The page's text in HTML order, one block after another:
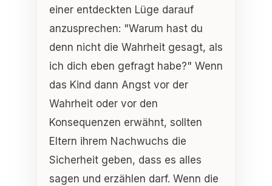
einer entdeckten Lüge darauf
anzusprechen: "Warum hast du
denn nicht die Wahrheit gesagt, als
ich dich eben gefragt habe?" Wenn
das Kind dann Angst vor der
Wahrheit oder vor den
Konsequenzen erwähnt, sollten
Eltern ihrem Nachwuchs die
Sicherheit geben, dass es alles
sagen und erzählen darf. Wenn die